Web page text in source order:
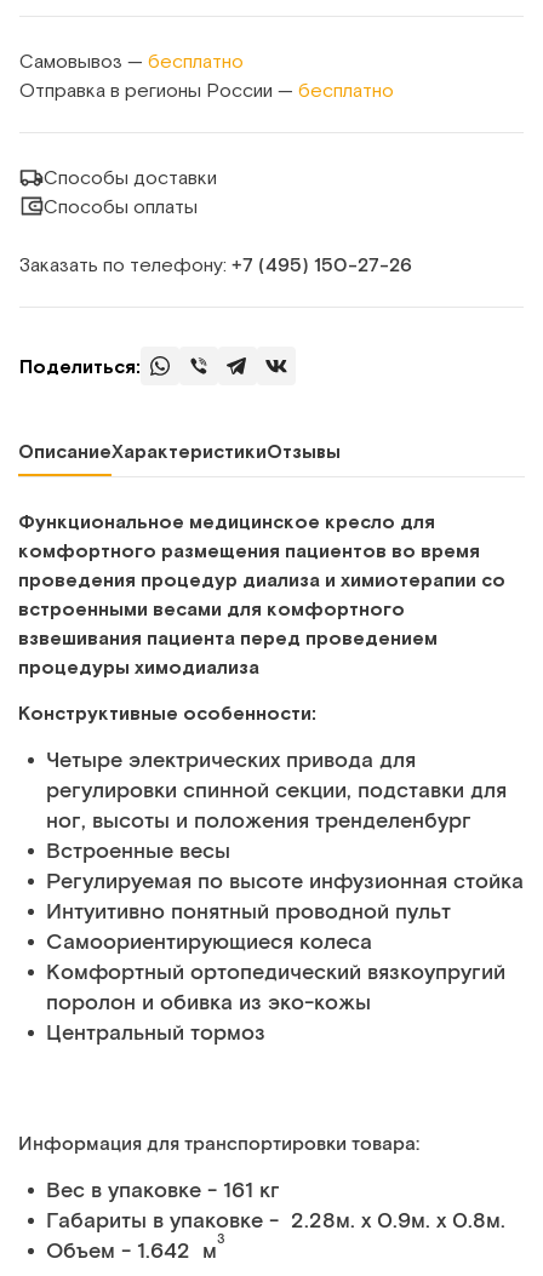
Самовывоз — бесплатно
Отправка в регионы России — бесплатно
Способы доставки
Способы оплаты
Заказать по телефону: +7 (495) 150‑27‑26
Поделиться:
ОписаниеХарактеристикиОтзывы
Функциональное медицинское кресло для
комфортного размещения пациентов во время
проведения процедур диализа и химиотерапии со
встроенными весами для комфортного
взвешивания пациента перед проведением
процедуры химодиализа
Конструктивные особенности:
Четыре электрических привода для
регулировки спинной секции, подставки для
ног, высоты и положения тренделенбург
Встроенные весы
Регулируемая по высоте инфузионная стойка
Интуитивно понятный проводной пульт
Самоориентирующиеся колеса
Комфортный ортопедический вязкоупругий
поролон и обивка из эко-кожы
Центральный тормоз
Информация для транспортировки товара:
Вес в упаковке - 161 кг
Габариты в упаковке - 2.28м. x 0.9м. x 0.8м.
Объем - 1.642 м3